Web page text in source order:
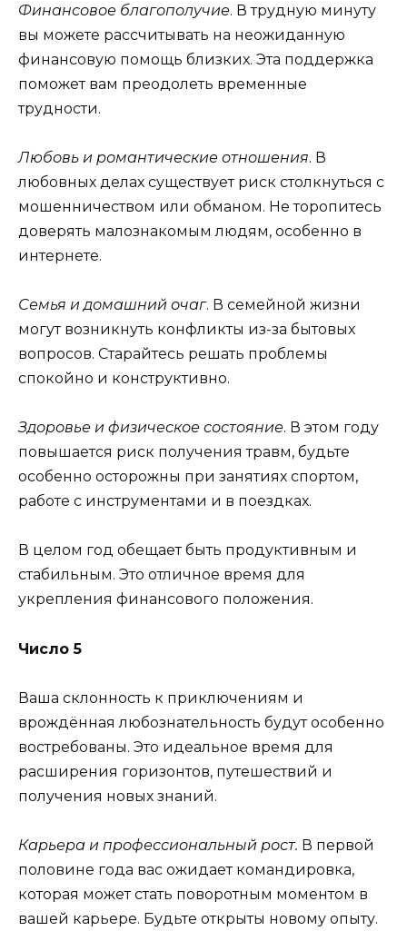
Финансовое благополучие. В трудную минуту
вы можете рассчитывать на неожиданную
финансовую помощь близких. Эта поддержка
поможет вам преодолеть временные
трудности.
Любовь и романтические отношения. В
любовных делах существует риск столкнуться с
мошенничеством или обманом. Не торопитесь
доверять малознакомым людям, особенно в
интернете.
Семья и домашний очаг. В семейной жизни
могут возникнуть конфликты из-за бытовых
вопросов. Старайтесь решать проблемы
спокойно и конструктивно.
Здоровье и физическое состояние. В этом году
повышается риск получения травм, будьте
особенно осторожны при занятиях спортом,
работе с инструментами и в поездках.
В целом год обещает быть продуктивным и
стабильным. Это отличное время для
укрепления финансового положения.
Число 5
Ваша склонность к приключениям и
врождённая любознательность будут особенно
востребованы. Это идеальное время для
расширения горизонтов, путешествий и
получения новых знаний.
Карьера и профессиональный рост. В первой
половине года вас ожидает командировка,
которая может стать поворотным моментом в
вашей карьере. Будьте открыты новому опыту.